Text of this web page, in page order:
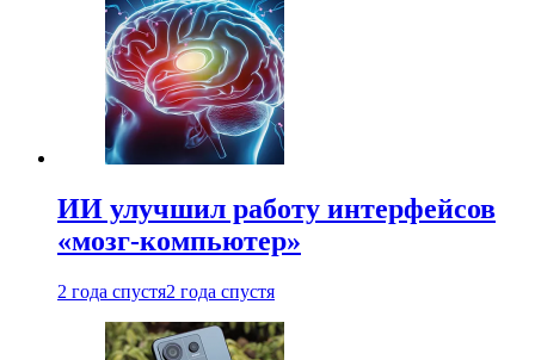
ИИ улучшил работу интерфейсов
«мозг-компьютер»
2 года спустя2 года спустя